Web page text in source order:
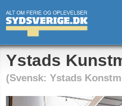
Ystads
(Svensk: Ystads